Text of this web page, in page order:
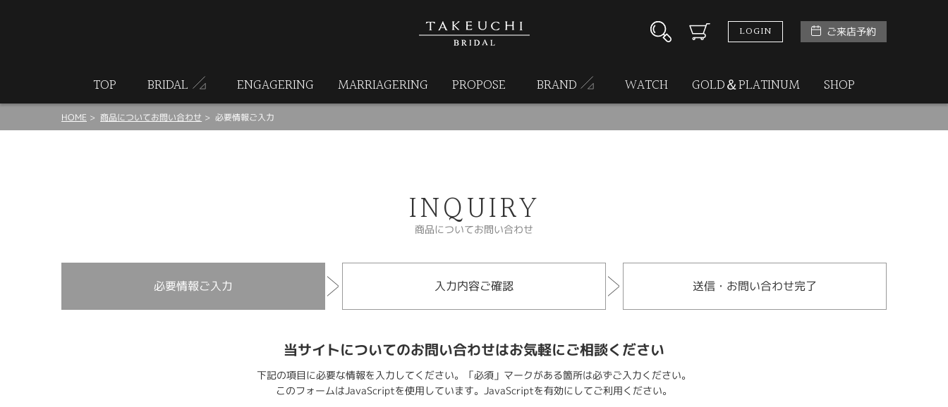
LOGIN ご来店予約
TOP BRIDAL ENGAGERING MARRIAGERING PROPOSE BRAND WATCH GOLD＆PLATINUM SHOP
HOME 商品についてお問い合わせ 必要情報ご入力
INQUIRY
商品についてお問い合わせ
必要情報ご入力 入力内容ご確認 送信・お問い合わせ完了
当サイトについてのお問い合わせはお気軽にご相談ください
下記の項目に必要な情報を入力してください。「必須」マークがある箇所は必ずご入力ください。
このフォームはJavaScriptを使用しています。JavaScriptを有効にしてご利用ください。